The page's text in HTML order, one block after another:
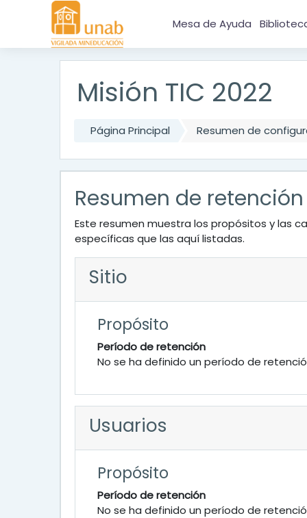
Mesa de Ayuda
Salta al contenido principal
Misión TIC 2022
Página Principal Resumen de
Resumen de
Este resumen muestra los propósitos y las
específicas que las aquí listadas.
Sitio
Propósito
Período de retención
No se ha definido un período de
Usuarios
Propósito
Período de retención
No se ha definido un período de